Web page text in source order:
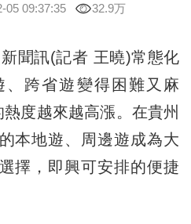
05 09:37:35 32.9万
聞訊(記者 王曉)常態化
跨省遊變得困難又麻
度越來越高漲。在貴州
本地遊、周邊遊成為大
擇，即興可安排的便捷